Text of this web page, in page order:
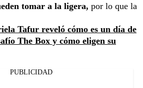
tomar a la ligera, por lo que la
Tafur reveló cómo es un día de
The Box y cómo eligen su
PUBLICIDAD